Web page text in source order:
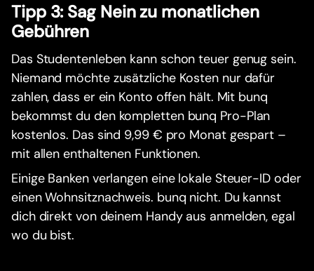
Tipp 3: Sag Nein zu monatlichen
Gebühren
Das Studentenleben kann schon teuer genug sein.
Niemand möchte zusätzliche Kosten nur dafür
zahlen, dass er ein Konto offen hält. Mit bunq
bekommst du den kompletten bunq Pro-Plan
kostenlos. Das sind 9,99 € pro Monat gespart –
mit allen enthaltenen Funktionen.
Einige Banken verlangen eine lokale Steuer-ID oder
einen Wohnsitznachweis. bunq nicht. Du kannst
dich direkt von deinem Handy aus anmelden, egal
wo du bist.